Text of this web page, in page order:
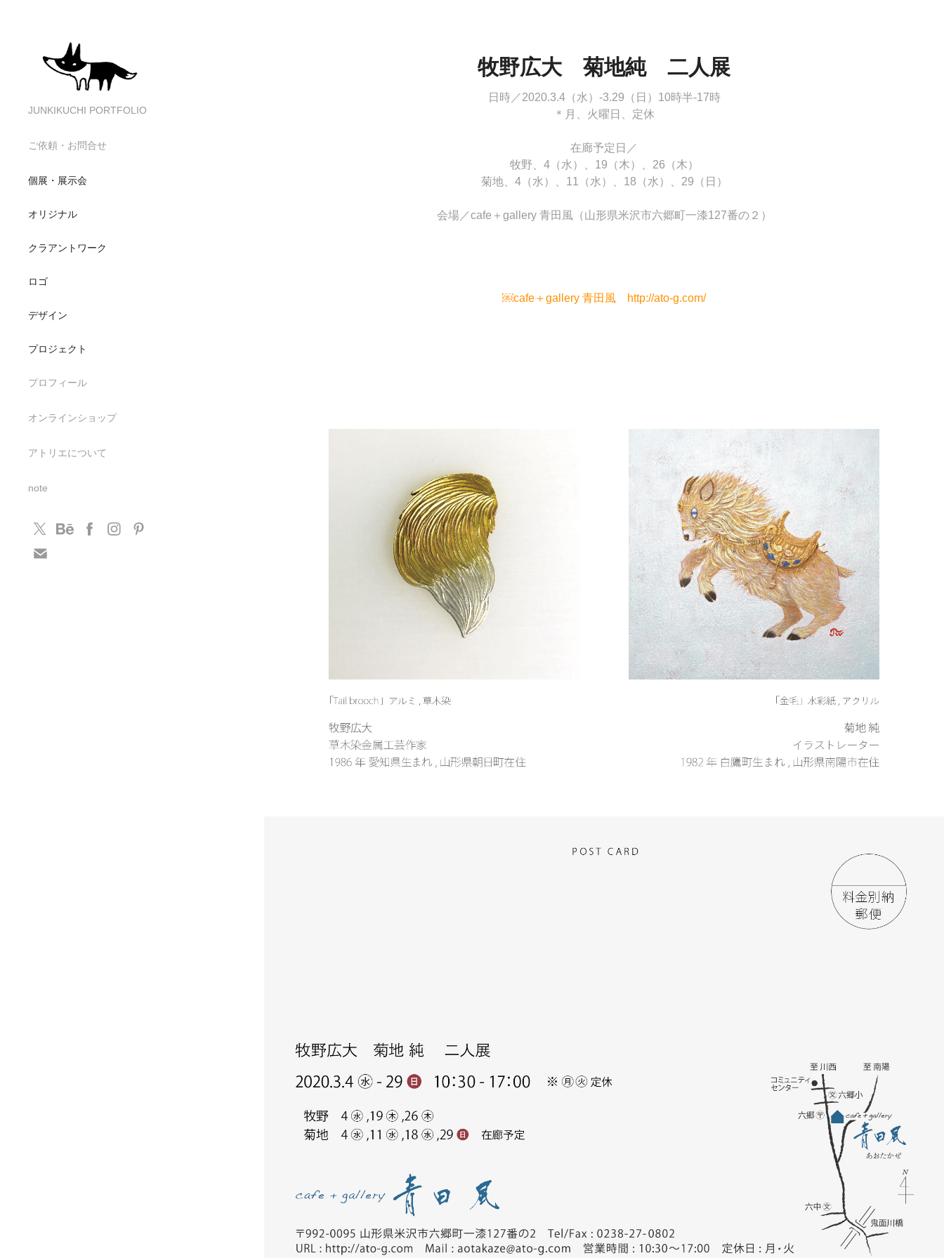
JUNKIKUCHI PORTFOLIO
ご依頼・お問合せ
個展・展示会
オリジナル
クラアントワーク
ロゴ
デザイン
プロジェクト
プロフィール
オンラインショップ
アトリエについて
note
牧野広大　菊地純　二人展
日時／2020.3.4（水）-3.29（日）10時半-17時
＊月、火曜日、定休
在廊予定日／
牧野、4（水）、19（木）、26（木）
菊地、4（水）、11（水）、18（水）、29（日）
会場／cafe＋gallery 青田風（山形県米沢市六郷町一漆127番の２）
￼cafe＋gallery 青田風 http://ato-g.com/